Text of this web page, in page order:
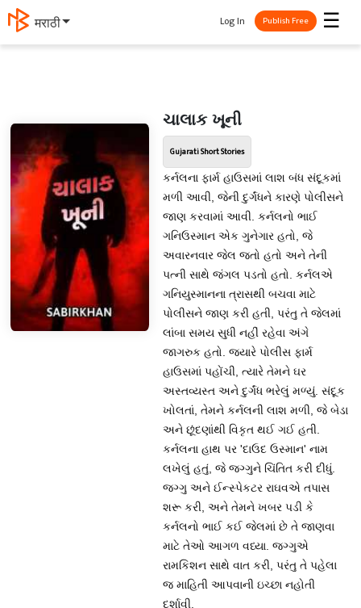
தமிழ் ☰
Log In Publish Free
ચાલાક ખૂની
Gujarati Short Stories
કર્નલના ફાર્મ હાઉસમાં લાશ બંધ સંદૂકમાં
મળી આવી, જેની દુર્ગંધને કારણે પોલીસને
જાણ કરવામાં આવી. કર્નલનો ભાઈ
ગનિઉસ્માન એક ગુનેગાર હતો, જે
અવારનવાર જેલ જતો હતો અને તેની
પત્ની સાથે જંગલ પડતો હતો. કર્નલએ
ગનિયુસ્માનના ત્રાસથી બચવા માટે
પોલીસને જાણ કરી હતી, પરંતુ તે જેલમાં
લાંબા સમય સુધી નહીં રહેવા અંગે
જાગરુક હતો. જ્યારે પોલીસ ફાર્મ
હાઉસમાં પહોંચી, ત્યારે તેમને ઘર
અસ્તવ્યસ્ત અને દુર્ગંધ ભરેલું મળ્યું. સંદૂક
ખોલતાં, તેમને કર્નલની લાશ મળી, જે બેડા
અને છૂંદણાંથી વિકૃત થઈ ગઈ હતી.
કર્નલના હાથ પર 'દાઉદ ઉસ્માન' નામ
લખેલું હતું, જે જગ્ગુને ચિંતિત કરી દીધું.
જગ્ગુ અને ઈન્સ્પેકટર રાઘવએ તપાસ
શરૂ કરી, અને તેમને ખબર પડી કે
કર્નલનો ભાઈ કઈ જેલમાં છે તે જાણવા
માટે તેઓ આગળ વધ્યા. જગ્ગુએ
રામકિશન સાથે વાત કરી, પરંતુ તે પહેલા
જ માહિતી આપવાની ઇચ્છા નહોતી
દર્શાવી.